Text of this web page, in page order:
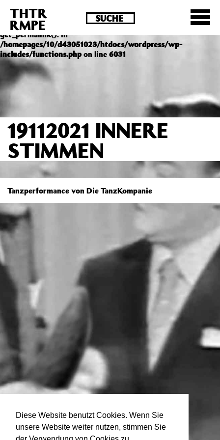
Diese Website benutzt Cookies. Wenn Sie
unsere Website weiter nutzen, stimmen Sie
Deprecated : Die Funktion post_permalink ist seit
Version 4.4.0 veraltet! Verwende stattdessen
get_permalink(). in
/homepages/10/d43051023/htdocs/wordpress/wp-
includes/functions.phpon line 6031
THTR
RMPE
19112021 INNERE
STIMMEN
Tanzperformance von Die TanzKompanie